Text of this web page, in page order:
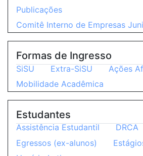
Publicações
Comitê Interno de Empresas
Formas de Ingresso
SiSU Extra-SiSU
Ações
Mobilidade Acadêmica
Estudantes
Assistência Estudantil DRCA
Egressos (ex-alunos)